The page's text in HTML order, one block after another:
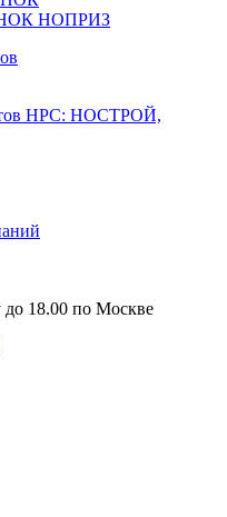
НОК НОПРИЗ
НРС: НОСТРОЙ,
до 18.00 по Москве